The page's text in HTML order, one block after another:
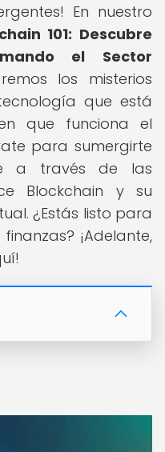
En nuestro
101: Descubre
el Sector
los misterios
que está
que funciona el
para sumergirte
a través de las
Blockchain y su
¿Estás listo para
¡Adelante,